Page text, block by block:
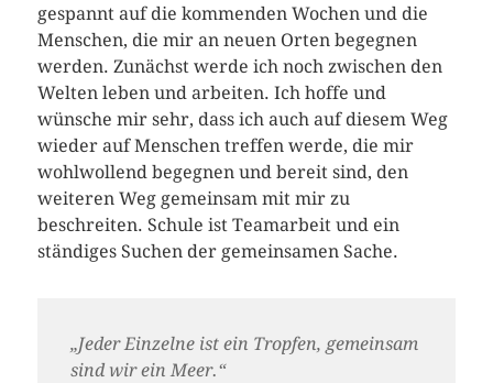
gespannt auf die kommenden Wochen und die
Menschen, die mir an neuen Orten begegnen
werden. Zunächst werde ich noch zwischen den
Welten leben und arbeiten. Ich hoffe und
wünsche mir sehr, dass ich auch auf diesem Weg
wieder auf Menschen treffen werde, die mir
wohlwollend begegnen und bereit sind, den
weiteren Weg gemeinsam mit mir zu
beschreiten. Schule ist Teamarbeit und ein
ständiges Suchen der gemeinsamen Sache.
„Jeder Einzelne ist ein Tropfen, gemeinsam
sind wir ein Meer.“